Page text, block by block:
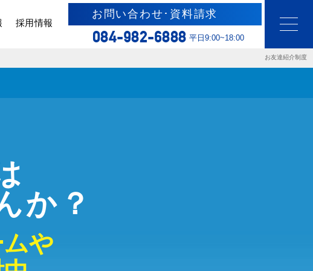
採用情報
お問い合わせ･資料請求
084-982-6888 平日9:00~18:00
お友達紹介制度
か？
や